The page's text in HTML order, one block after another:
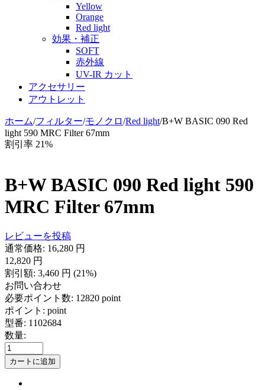
Yellow
Orange
Red light
効果・補正
SOFT
赤外線
UV-IR カット
アクセサリー
アウトレット
ホーム/フィルター/モノクロ/Red light/B+W BASIC 090 Red
light 590 MRC Filter 67mm
割引率 21%
B+W BASIC 090 Red light 590
MRC Filter 67mm
レビューを投稿
通常価格: 16,280 円
12,820 円
割引額: 3,460 円 (21%)
お問い合わせ
必要ポイント数: 12820 point
ポイント: point
型番: 1102684
数量:
カートに追加